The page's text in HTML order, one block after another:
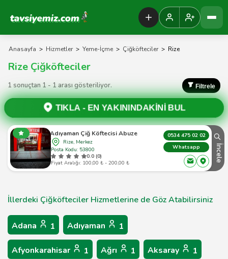
Tavsiyemiz Anasayfa
Anasayfa > Hizmetler > Yeme-İçme > Çiğköfteciler > Rize
Rize Çiğköfteciler
1 sonuçtan 1 - 1 arası gösteriliyor. Filtrele
TIKLA -EN YAKININDAKİNİ BUL
Öz Adıyaman Çiğ Köftecisi Abuzer Usta
Rize, Merkez
Posta Kodu: 53800
0.0 (0)
Fiyat Aralığı: 100,00 ₺ - 200,00 ₺
0534 475 02 02
Whatsapp
İncele
İllerdeki Çiğköfteciler Hizmetlerine de Göz Atabilirsiniz
Adana 1 Adıyaman 1
Afyonkarahisar 1 Ağrı 1 Aksaray 1